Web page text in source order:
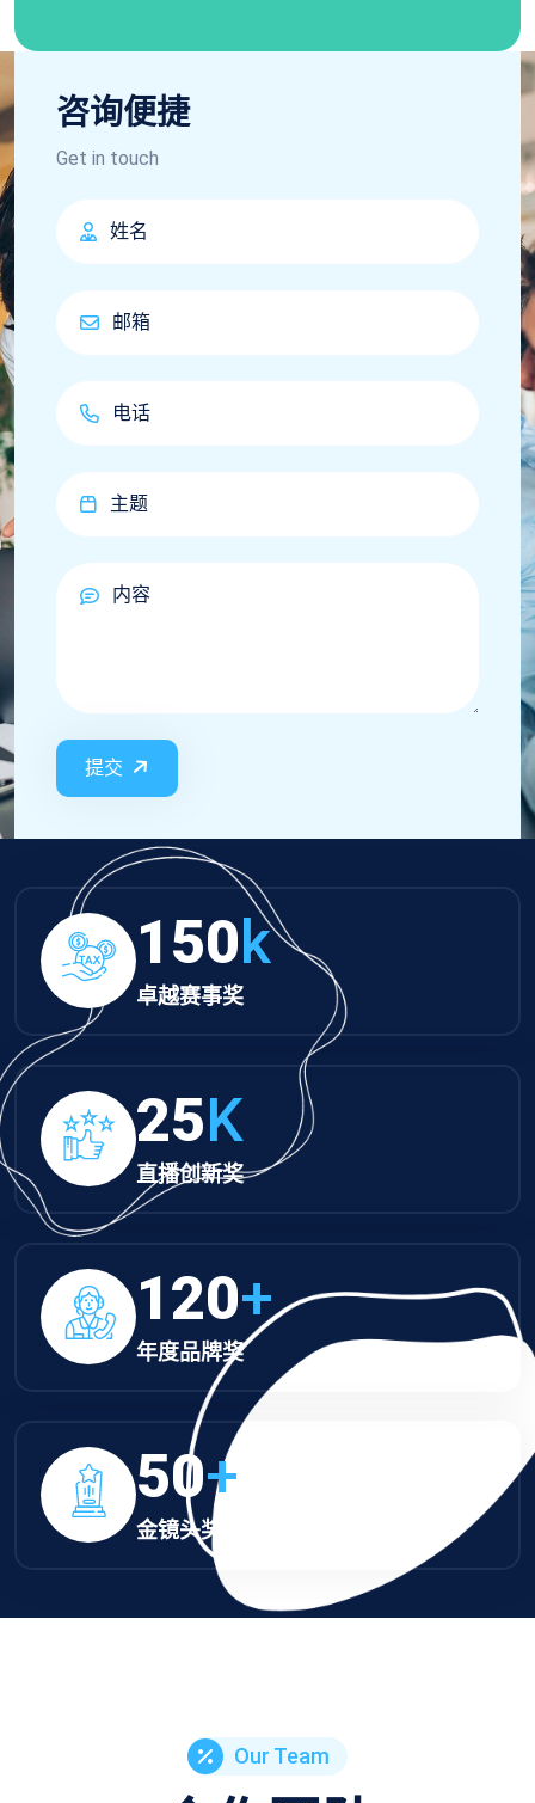
咨询便捷
Get in touch
提交
150k
卓越赛事奖
25K
直播创新奖
120+
年度品牌奖
50+
金镜头奖
Our Team